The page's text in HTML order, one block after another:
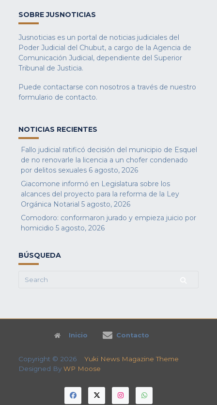
SOBRE JUSNOTICIAS
Jusnoticias es un portal de noticias judiciales del
Poder Judicial del Chubut, a cargo de la Agencia de
Comunicación Judicial, dependiente del Superior
Tribunal de Justicia.
Puede contactarse con nosotros a través de nuestro
formulario de contacto.
NOTICIAS RECIENTES
Fallo judicial ratificó decisión del municipio de Esquel
de no renovarle la licencia a un chofer condenado
por delitos sexuales 6 agosto, 2026
Giacomone informó en Legislatura sobre los
alcances del proyecto para la reforma de la Ley
Orgánica Notarial 5 agosto, 2026
Comodoro: conformaron jurado y empieza juicio por
homicidio 5 agosto, 2026
BÚSQUEDA
Search
Inicio Contacto
Copyright © 2026 Yuki News Magazine Theme
Designed By WP Moose